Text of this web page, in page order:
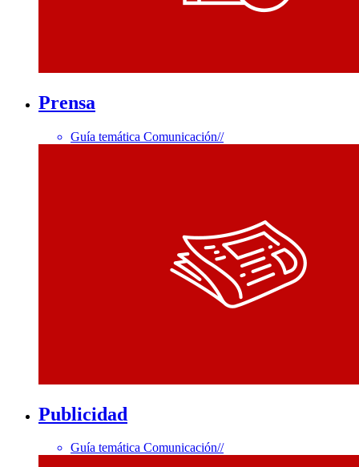
Prensa
Guía temática Comunicación//
Publicidad
Guía temática Comunicación//